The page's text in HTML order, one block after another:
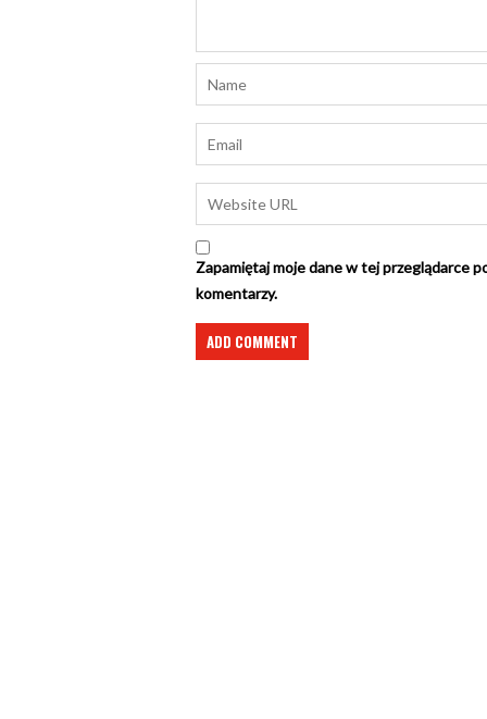
Zapamiętaj moje dane w tej przeglądarce
komentarzy.